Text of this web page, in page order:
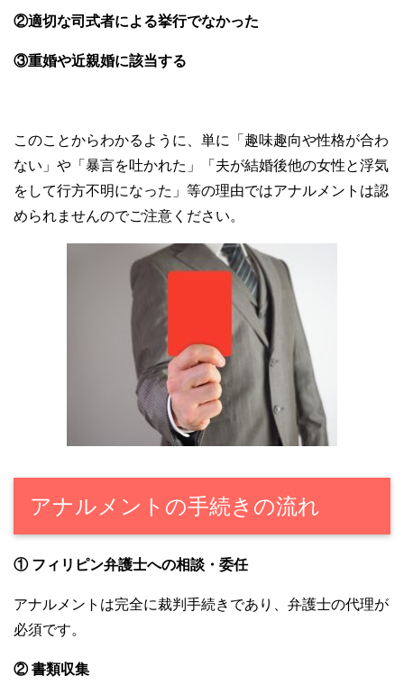
②適切な司式者による挙行でなかった
③重婚や近親婚に該当する
このことからわかるように、単に「趣味趣向や性格が合わ
ない」や「暴言を吐かれた」「夫が結婚後他の女性と浮気
をして行方不明になった」等の理由ではアナルメントは認
められませんのでご注意ください。
アナルメントの手続きの流れ
① フィリピン弁護士への相談・委任
アナルメントは完全に裁判手続きであり、弁護士の代理が
必須です。
② 書類収集